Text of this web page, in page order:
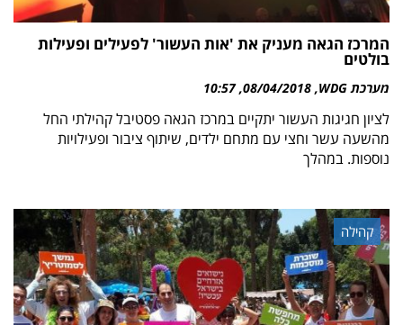
המרכז הגאה מעניק את 'אות העשור' לפעילים ופעילות
בולטים
מערכת WDG 08/04/2018
10:57
לציון חגיגות העשור יתקיים במרכז הגאה פסטיבל קהילתי החל
מהשעה עשר וחצי עם מתחם ילדים, שיתוף ציבור ופעילויות
נוספות. במהלך
קהילה